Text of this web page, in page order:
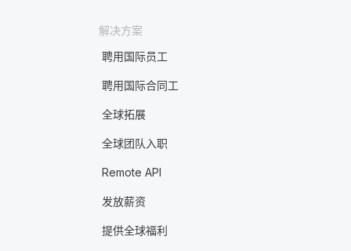
解决方案
聘用国际员工
聘用国际合同工
全球拓展
全球团队入职
Remote API
发放薪资
提供全球福利